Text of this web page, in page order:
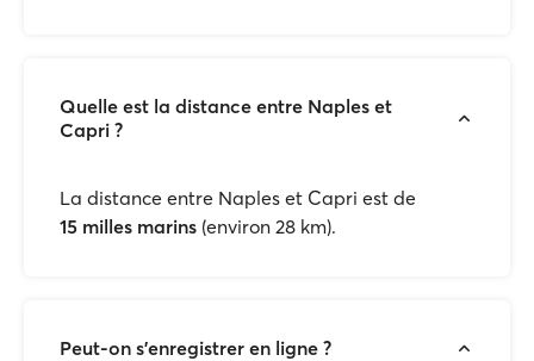
Quelle est la distance entre Naples et
Capri ?
La distance entre Naples et Capri est de
15 milles marins (environ 28 km).
Peut-on s'enregistrer en ligne ?